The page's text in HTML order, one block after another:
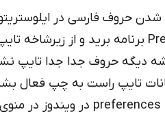
دیگه حروف جدا جدا تایپ
تایپ راست به چپ فعال